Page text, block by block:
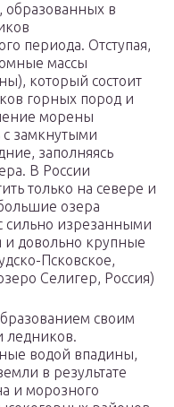
в
периода. Отступая,
массы
который состоит
горных пород и
морены
с замкнутыми
заполняясь
В России
только на севере и
озера
сильно изрезанными
и довольно крупные
Псковское,
Селигер, Россия)
своим
ледников.
водой впадины,
в результате
и морозного